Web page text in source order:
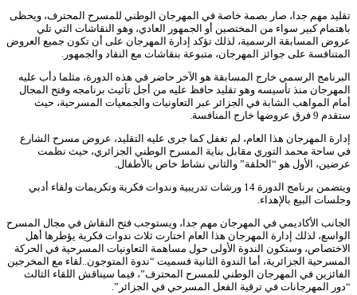
تقليد مهم جدا، صار بصمة خاصة في المهرجان الوطني للمسرح المحترف، ويحظى
باهتمام كبير سواء من المختصين أو الجمهور العادي، وهو النقاشات التي تلي
عروض المسابقة الرسمية، لذلك تؤكد إدارة المهرجان على أن تكون جميع العروض
المتنافسة على جوائز المهرجان، متبوعة بنقاشات مع النقاد والجمهور.
البرنامج الرسمي خارج المسابقة هو الآخر حاضر في هذه الدورة، مثلما دأب عليه
المهرجان منذ تأسيسه وهو تقليد حافظ عليه من أجل تأثيث برنامجه وفتح المجال
أمام المواهب الشابة في الجزائر عبر التعاونيات والجمعيات المسرحية، حيث
ستقدم 9 فرق عروضها خارج المنافسة.
إدارة المهرجان هذا العام، لم تغفل كما جرى عليه التقليد، عروض مسرح الشارع
في ساحة محمد التوري مقابل بناية المسرح الوطني الجزائري، حيث نظمت
عرضين، الأول هو “الحلقة” والثاني نشاط خاص بالأطفال.
ويتضمن برنامج الدورة 14 ورشات تدريبية وندوات فكرية وتكريمات ولقاء أدبي
وجلسات البيع بالإهداء.
الجانب الأكاديمي في المهرجان مهم جدا، ويستوجب فتح النقاش في مجال المسرح
الواسع، لذلك إدارة المهرجان هذا العام اختارت ثلاث ندوات فكرية يؤطرها أهل
الاختصاص، وستكون الندوة الأولى حول مساهمة التعاونيات المسرحية في الحركة
المسرحية الجزائرية، أما الندوة الثانية فسميت “ندوة المتوجون..لقاء مع المخرجين
الفائزين في المهرجان الوطني للمسرح المحترف”، فيما سيناقش اللقاء الثالث
“دور المهرجانات في ترقية الفعل المسرحي في الجزائر”.